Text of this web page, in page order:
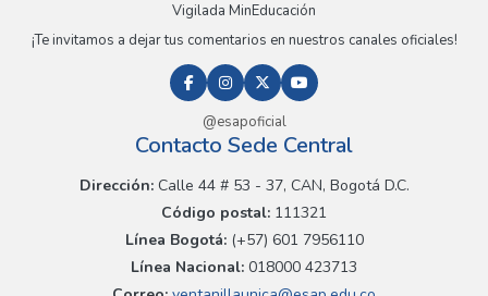
Vigilada MinEducación
¡Te invitamos a dejar tus comentarios en nuestros canales oficiales!
@esapoficial
Contacto Sede Central
Dirección:Calle 44 # 53 - 37, CAN, Bogotá D.C.
Código postal: 111321
Línea Bogotá:(+57) 601 7956110
Línea Nacional: 018000 423713